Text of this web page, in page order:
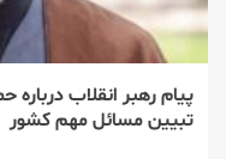
پیام رهبر انقلاب
تبیین مسائل مهم کشور